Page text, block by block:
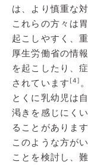
は、より慎重な
これらの方々は
起こしやすく、
厚生労働省の情
を起こしたり、
されています [4] 。
とくに乳幼児は
渇きを感じにく
ることがあります
このような方が
ことを検討し、